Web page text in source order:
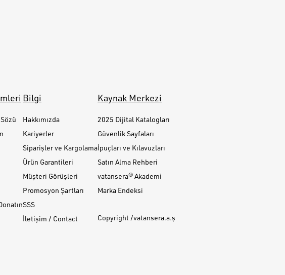
Bilgi
Hakkımızda
Kariyerler
Siparişler ve Kargolama
Ürün Garantileri
Müşteri Görüşleri
Promosyon Şartları
SSS
İletişim / Contact
Kaynak Merkezi
2025 Dijital Katalogları
Güvenlik Sayfaları
İpuçları ve Kılavuzları
Satın Alma Rehberi
vatansera® Akademi
Marka Endeksi
Copyright /vatansera.a.ş